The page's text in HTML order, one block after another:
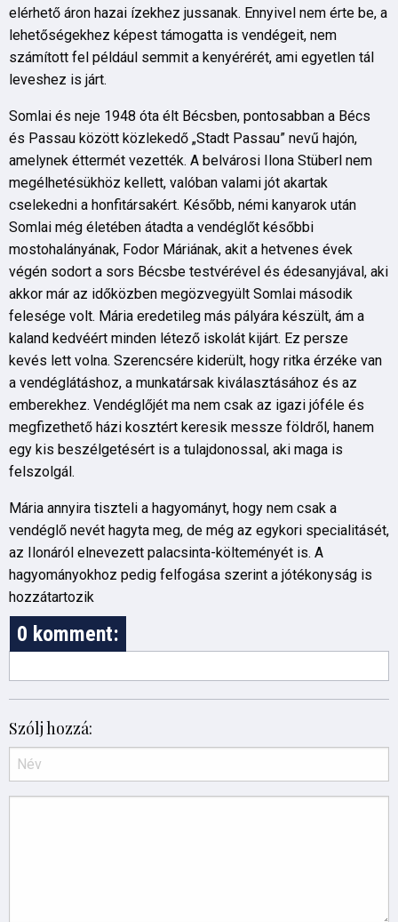
elérhető áron hazai ízekhez jussanak. Ennyivel nem érte be, a
lehetőségekhez képest támogatta is vendégeit, nem
számított fel például semmit a kenyérérét, ami egyetlen tál
leveshez is járt.
Somlai és neje 1948 óta élt Bécsben, pontosabban a Bécs
és Passau között közlekedő „Stadt Passau” nevű hajón,
amelynek éttermét vezették. A belvárosi Ilona Stüberl nem
megélhetésükhöz kellett, valóban valami jót akartak
cselekedni a honfitársakért. Később, némi kanyarok után
Somlai még életében átadta a vendéglőt későbbi
mostohalányának, Fodor Máriának, akit a hetvenes évek
végén sodort a sors Bécsbe testvérével és édesanyjával, aki
akkor már az időközben megözvegyült Somlai második
felesége volt. Mária eredetileg más pályára készült, ám a
kaland kedvéért minden létező iskolát kijárt. Ez persze
kevés lett volna. Szerencsére kiderült, hogy ritka érzéke van
a vendéglátáshoz, a munkatársak kiválasztásához és az
emberekhez. Vendéglőjét ma nem csak az igazi jóféle és
megfizethető házi kosztért keresik messze földről, hanem
egy kis beszélgetésért is a tulajdonossal, aki maga is
felszolgál.
Mária annyira tiszteli a hagyományt, hogy nem csak a
vendéglő nevét hagyta meg, de még az egykori specialitásét,
az Ilonáról elnevezett palacsinta-költeményét is. A
hagyományokhoz pedig felfogása szerint a jótékonyság is
hozzátartozik
0 komment:
Szólj hozzá: